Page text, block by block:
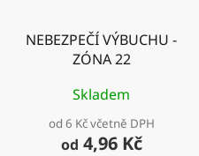
NEBEZPEČÍ VÝBUCHU -
ZÓNA 22
Skladem
od 6 Kč včetně DPH
od 4,96 Kč